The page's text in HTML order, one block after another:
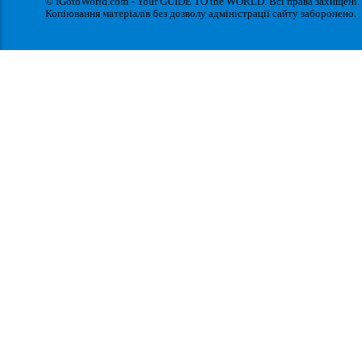
Копіювання матеріалів без дозволу адміністрації сайту заборонено.